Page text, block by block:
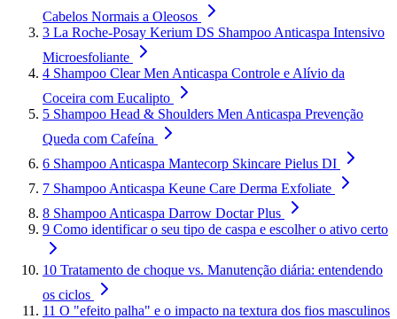
Cabelos Normais a Oleosos
3 La Roche-Posay Kerium DS Shampoo Anticaspa Intensivo
Microesfoliante
4 Shampoo Clear Men Anticaspa Controle e Alívio da
Coceira com Eucalipto
5 Shampoo Head & Shoulders Men Anticaspa Prevenção
Queda com Cafeína
6 Shampoo Anticaspa Mantecorp Skincare Pielus DI
7 Shampoo Anticaspa Keune Care Derma Exfoliate
8 Shampoo Anticaspa Darrow Doctar Plus
9 Como identificar o seu tipo de caspa e escolher o ativo certo
10 Tratamento de choque vs. Manutenção diária: entendendo
os ciclos
11 O "efeito palha" e o impacto na textura dos fios masculinos